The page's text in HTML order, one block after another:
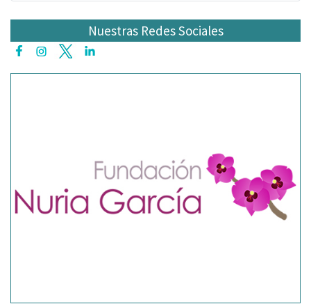
Nuestras Redes Sociales